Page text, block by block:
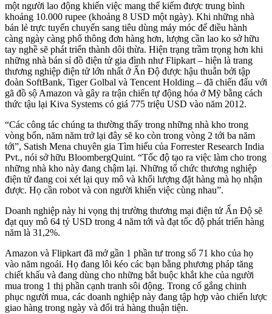
một người lao động khiến việc mang thể kiếm được trung bình
khoảng 10.000 rupee (khoảng 8 USD một ngày). Khi những nhà
bán lẻ trực tuyến chuyển sang tiêu dùng máy móc để điều hành
càng ngày càng phổ thông đơn hàng hơn, lượng cần lao ko sở hữu
tay nghề sẽ phát triển thành dôi thừa. Hiện trạng trầm trọng hơn khi
những nhà bán sỉ đồ điện tử gia đình như Flipkart – hiện là trang
thương nghiệp điện tử lớn nhất ở Ấn Độ được hậu thuẫn bởi tập
đoàn SoftBank, Tiger Golbal và Tencent Holding – đã chiến đấu với
gã đồ sộ Amazon và gây ra trận chiến tự động hóa ở Mỹ bằng cách
thức tậu lại Kiva Systems có giá 775 triệu USD vào năm 2012.
“Các công tác chúng ta thường thấy trong những nhà kho trong
vòng bốn, năm năm trở lại đây sẽ ko còn trong vòng 2 tới ba năm
tới”, Satish Mena chuyên gia Tìm hiểu của Forrester Research India
Pvt., nói sở hữu BloombergQuint. “Tốc độ tạo ra việc làm cho trong
những nhà kho này đang chậm lại. Những tổ chức thương nghiệp
điện tử đang coi xét lại quy mô và khối lượng đặt hàng mà họ nhận
được. Họ cần robot và con người khiến việc cùng nhau”.
Doanh nghiệp này hi vọng thị trường thương mại điện tử Ấn Độ sẽ
đạt quy mô 64 tỷ USD trong 4 năm tới và đạt tốc độ phát triển hàng
năm là 31,2%.
Amazon và Flipkart đã mở gần 1 phần tư trong số 71 kho của họ
vào năm ngoái. Họ đang lôi kéo các bạn bằng phương pháp tăng
chiết khấu và đang dùng cho những bắt buộc khắt khe của người
mua trong 1 thị phần cạnh tranh sôi động. Trong cố gắng chinh
phục người mua, các doanh nghiệp này đang tập hợp vào chiến lược
giao hàng trong ngày và đổi trả hàng thuận tiện.